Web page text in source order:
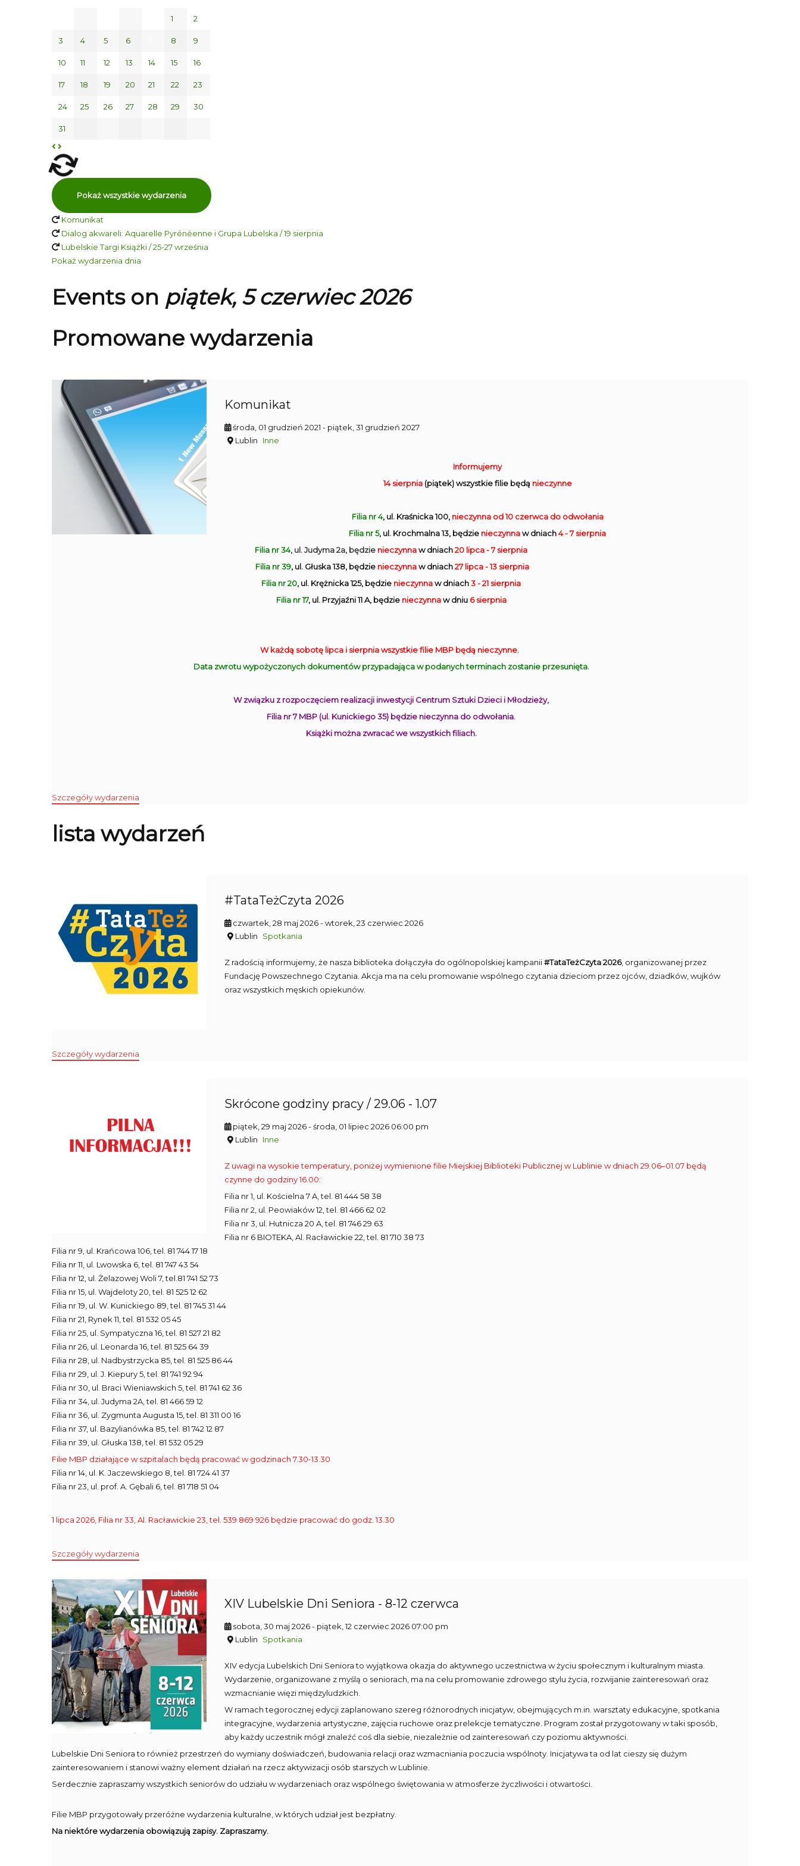
1 2
3 4 5 6 8 9
10 11 12 13 14 15 16
17 18 19 20 21 22 23
24 25 26 27 28 29 30
31
Pokaż wszystkie wydarzenia
Komunikat
Dialog akwareli: Aquarelle Pyrénéenne i Grupa Lubelska / 19 sierpnia
Lubelskie Targi Książki / 25-27 września
Pokaż wydarzenia dnia
Events on piątek, 5 czerwiec 2026
Promowane wydarzenia
Komunikat
środa, 01 grudzień 2021 - piątek, 31 grudzień 2027
Lublin
Inne
Informujemy
14 sierpnia(piątek) wszystkie filie będą nieczynne
Filia nr 4, ul. Kraśnicka 100, nieczynna od 10 czerwca do odwołania
Filia nr 5, ul. Krochmalna 13, będzie nieczynnaw dniach4 - 7 sierpnia
Filia nr 34, ul. Judyma 2a, będzie nieczynnaw dniach20 lipca - 7 sierpnia
Filia nr 39, ul. Głuska 138, będzie nieczynnaw dniach27 lipca - 13 sierpnia
Filia nr 20, ul. Krężnicka 125, będzie nieczynnaw dniach3 - 21 sierpnia
Filia nr 17, ul. Przyjaźni 11 A, będzie nieczynnaw dniu 6 sierpnia
W każdą sobotę lipca i sierpnia wszystkie filie MBP będą nieczynne.
Data zwrotu wypożyczonych dokumentów przypadająca w podanych terminach zostanie przesunięta.
W związku z rozpoczęciem realizacji inwestycji Centrum Sztuki Dzieci i Młodzieży,
Filia nr 7 MBP (ul. Kunickiego 35) będzie nieczynna do odwołania.
Książki można zwracać we wszystkich filiach.
Szczegóły wydarzenia
lista wydarzeń
#TataTeżCzyta 2026
czwartek, 28 maj 2026- wtorek, 23 czerwiec 2026
Lublin
Spotkania
Z radością informujemy, że nasza biblioteka dołączyła do ogólnopolskiej kampanii#TataTeżCzyta 2026, organizowanej przez
Fundację Powszechnego Czytania. Akcja ma na celu promowanie wspólnego czytania dzieciom przez ojców, dziadków, wujków
oraz wszystkich męskich opiekunów.
Szczegóły wydarzenia
Skrócone godziny pracy / 29.06 - 1.07
piątek, 29 maj 2026- środa, 01 lipiec 2026 06:00 pm
Lublin
Inne
Z uwagi na wysokie temperatury, poniżej wymienione filie Miejskiej Biblioteki Publicznej w Lublinie w dniach 29.06–01.07 będą
czynne do godziny 16.00:
Filia nr 1, ul. Kościelna 7 A, tel. 81 444 58 38
Filia nr 2, ul. Peowiaków 12, tel. 81 466 62 02
Filia nr 3, ul. Hutnicza 20 A, tel. 81 746 29 63
Filia nr 6 BIOTEKA, Al. Racławickie 22, tel. 81 710 38 73
Filia nr 9, ul. Krańcowa 106, tel. 81 744 17 18
Filia nr 11, ul. Lwowska 6, tel. 81 747 43 54
Filia nr 12, ul. Żelazowej Woli 7, tel.81 741 52 73
Filia nr 15, ul. Wajdeloty 20, tel. 81 525 12 62
Filia nr 19, ul. W. Kunickiego 89, tel. 81 745 31 44
Filia nr 21, Rynek 11, tel. 81 532 05 45
Filia nr 25, ul. Sympatyczna 16, tel. 81 527 21 82
Filia nr 26, ul. Leonarda 16, tel. 81 525 64 39
Filia nr 28, ul. Nadbystrzycka 85, tel. 81 525 86 44
Filia nr 29, ul. J. Kiepury 5, tel. 81 741 92 94
Filia nr 30, ul. Braci Wieniawskich 5, tel. 81 741 62 36
Filia nr 34, ul. Judyma 2A, tel. 81 466 59 12
Filia nr 36, ul. Zygmunta Augusta 15, tel. 81 311 00 16
Filia nr 37, ul. Bazylianówka 85, tel. 81 742 12 87
Filia nr 39, ul. Głuska 138, tel. 81 532 05 29
Filie MBP działające w szpitalach będą pracować w godzinach 7.30-13.30
Filia nr 14, ul. K. Jaczewskiego 8, tel. 81 724 41 37
Filia nr 23, ul. prof. A. Gębali 6, tel. 81 718 51 04
1 lipca 2026, Filia nr 33, Al. Racławickie 23, tel. 539 869 926 będzie pracować do godz. 13.30
Szczegóły wydarzenia
XIV Lubelskie Dni Seniora - 8-12 czerwca
sobota, 30 maj 2026- piątek, 12 czerwiec 2026 07:00 pm
Lublin
Spotkania
XIV edycja Lubelskich Dni Seniora to wyjątkowa okazja do aktywnego uczestnictwa w życiu społecznym i kulturalnym miasta.
Wydarzenie, organizowane z myślą o seniorach, ma na celu promowanie zdrowego stylu życia, rozwijanie zainteresowań oraz
wzmacnianie więzi międzyludzkich.
W ramach tegorocznej edycji zaplanowano szereg różnorodnych inicjatyw, obejmujących m.in. warsztaty edukacyjne, spotkania
integracyjne, wydarzenia artystyczne, zajęcia ruchowe oraz prelekcje tematyczne. Program został przygotowany w taki sposób,
aby każdy uczestnik mógł znaleźć coś dla siebie, niezależnie od zainteresowań czy poziomu aktywności.
Lubelskie Dni Seniora to również przestrzeń do wymiany doświadczeń, budowania relacji oraz wzmacniania poczucia wspólnoty. Inicjatywa ta od lat cieszy się dużym
zainteresowaniem i stanowi ważny element działań na rzecz aktywizacji osób starszych w Lublinie.
Serdecznie zapraszamy wszystkich seniorów do udziału w wydarzeniach oraz wspólnego świętowania w atmosferze życzliwości i otwartości.
Filie MBP przygotowały przeróżne wydarzenia kulturalne, w których udział jest bezpłatny.
Na niektóre wydarzenia obowiązują zapisy. Zapraszamy.